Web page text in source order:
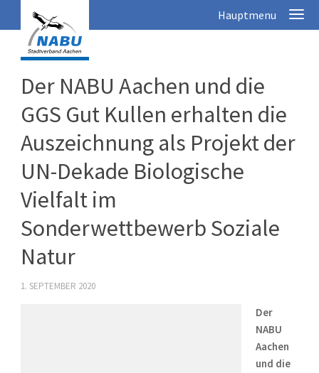
Der NABU Aachen und die
GGS Gut Kullen erhalten die
Auszeichnung als Projekt der
UN-Dekade Biologische
Vielfalt im
Sonderwettbewerb Soziale
Natur
1. SEPTEMBER 2020
Der
NABU
Aachen
und die